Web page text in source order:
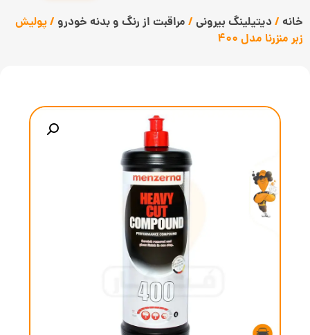
خانه / دیتیلینگ بیرونی / مراقبت از رنگ و بدنه خودرو / پولیش
زبر منزرنا مدل 400